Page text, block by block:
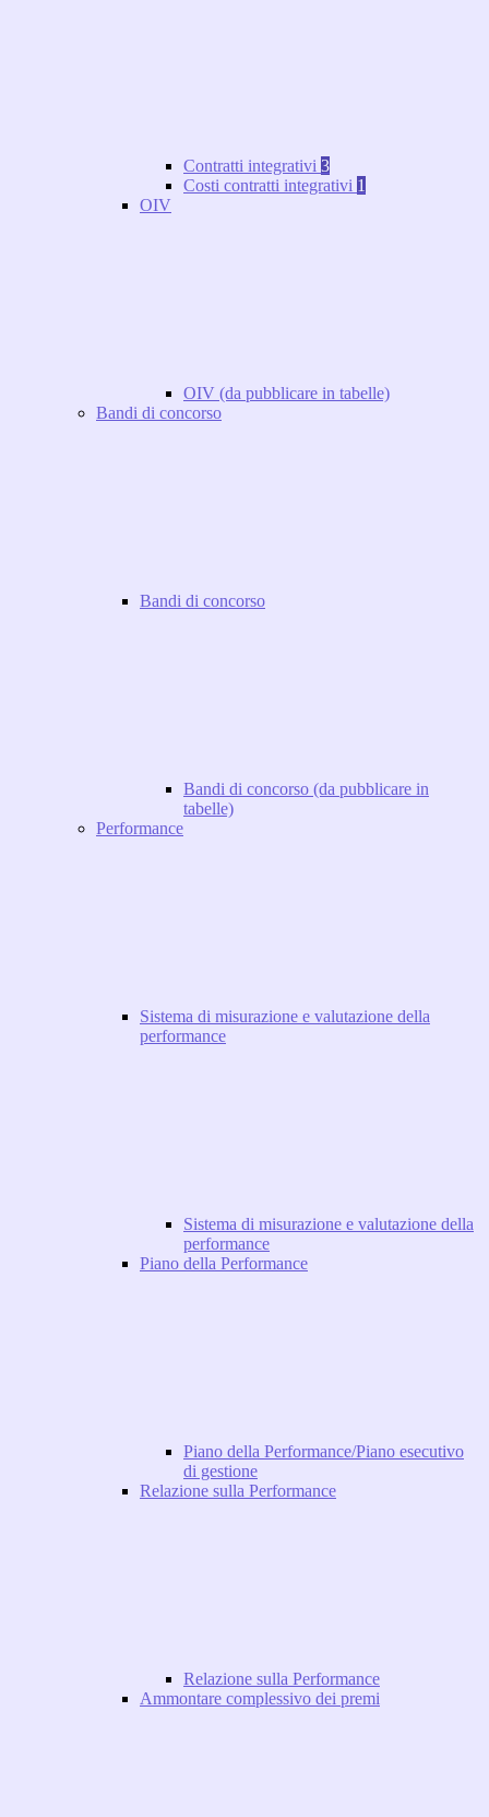
Contratti integrativi 3
Costi contratti integrativi 1
OIV
OIV (da pubblicare in tabelle)
Bandi di concorso
Bandi di concorso
Bandi di concorso (da pubblicare in
tabelle)
Performance
Sistema di misurazione e valutazione della
performance
Sistema di misurazione e valutazione della
performance
Piano della Performance
Piano della Performance/Piano esecutivo
di gestione
Relazione sulla Performance
Relazione sulla Performance
Ammontare complessivo dei premi